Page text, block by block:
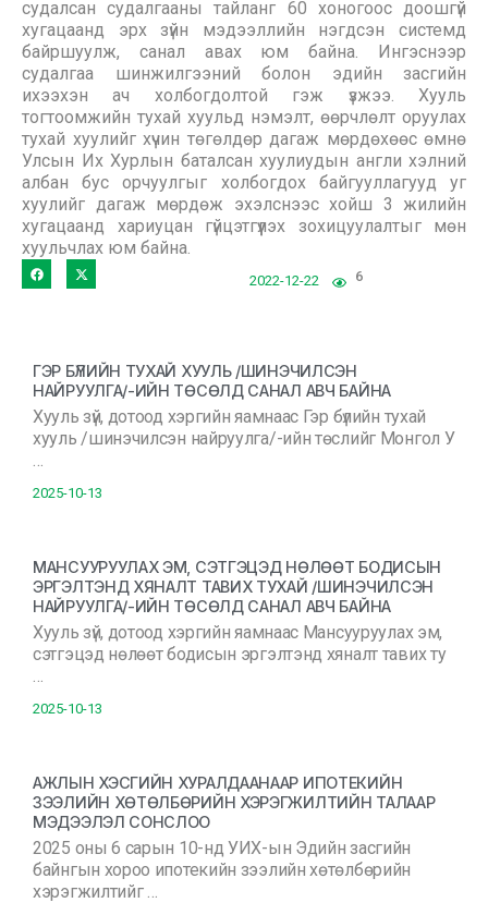
судалсан судалгааны тайланг 60 хоногоос доошгүй
хугацаанд эрх зүйн мэдээллийн нэгдсэн системд
байршуулж, санал авах юм байна. Ингэснээр
судалгаа шинжилгээний болон эдийн засгийн
ихээхэн ач холбогдолтой гэж үзжээ. Хууль
тогтоомжийн тухай хуульд нэмэлт, өөрчлөлт оруулах
тухай хуулийг хүчин төгөлдөр дагаж мөрдөхөөс өмнө
Улсын Их Хурлын баталсан хуулиудын англи хэлний
албан бус орчуулгыг холбогдох байгууллагууд уг
хуулийг дагаж мөрдөж эхэлснээс хойш 3 жилийн
хугацаанд хариуцан гүйцэтгүүлэх зохицуулалтыг мөн
хуульчлах юм байна.
2022-12-22 6
ГЭР БҮЛИЙН ТУХАЙ ХУУЛЬ /ШИНЭЧИЛСЭН
НАЙРУУЛГА/-ИЙН ТӨСӨЛД САНАЛ АВЧ БАЙНА
Хууль зүй, дотоод хэргийн яамнаас Гэр бүлийн тухай
хууль /шинэчилсэн найруулга/-ийн төслийг Монгол У
…
2025-10-13
МАНСУУРУУЛАХ ЭМ, СЭТГЭЦЭД НӨЛӨӨТ БОДИСЫН
ЭРГЭЛТЭНД ХЯНАЛТ ТАВИХ ТУХАЙ /ШИНЭЧИЛСЭН
НАЙРУУЛГА/-ИЙН ТӨСӨЛД САНАЛ АВЧ БАЙНА
Хууль зүй, дотоод хэргийн яамнаас Мансууруулах эм,
сэтгэцэд нөлөөт бодисын эргэлтэнд хяналт тавих ту
…
2025-10-13
АЖЛЫН ХЭСГИЙН ХУРАЛДААНААР ИПОТЕКИЙН
ЗЭЭЛИЙН ХӨТӨЛБӨРИЙН ХЭРЭГЖИЛТИЙН ТАЛААР
МЭДЭЭЛЭЛ СОНСЛОО
2025 оны 6 сарын 10-нд УИХ-ын Эдийн засгийн
байнгын хороо ипотекийн зээлийн хөтөлбөрийн
хэрэгжилтийг …